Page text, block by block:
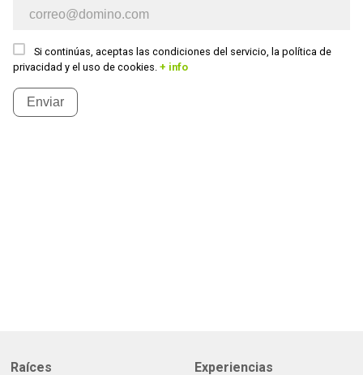
Boletín de información para e-mail
Si continúas, aceptas las condiciones del servicio, la política de
privacidad y el uso de cookies. + info
Enviar
Raíces Experiencias